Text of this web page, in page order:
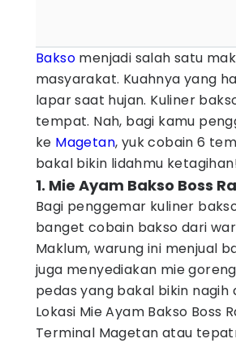
Bakso menjadi salah satu
masyarakat. Kuahnya yang
lapar saat hujan. Kuliner
tempat. Nah, bagi kamu
ke Magetan, yuk cobain 6
bakal bikin lidahmu
1. Mie Ayam Bakso Boss
Bagi penggemar kuliner
banget cobain bakso dari
Maklum, warung ini menjual
juga menyediakan mie
pedas yang bakal bikin nagih
Lokasi Mie Ayam Bakso Boss
Terminal Magetan atau